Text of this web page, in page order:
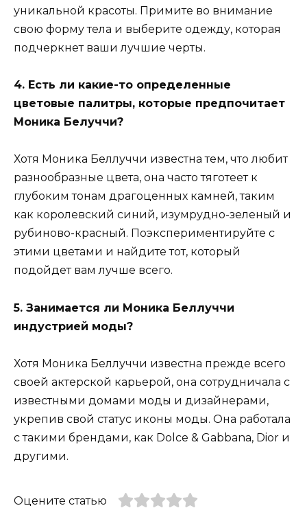
уникальной красоты. Примите во внимание
свою форму тела и выберите одежду, которая
подчеркнет ваши лучшие черты.
4. Есть ли какие-то определенные
цветовые палитры, которые предпочитает
Моника Белуччи?
Хотя Моника Беллуччи известна тем, что любит
разнообразные цвета, она часто тяготеет к
глубоким тонам драгоценных камней, таким
как королевский синий, изумрудно-зеленый и
рубиново-красный. Поэкспериментируйте с
этими цветами и найдите тот, который
подойдет вам лучше всего.
5. Занимается ли Моника Беллуччи
индустрией моды?
Хотя Моника Беллуччи известна прежде всего
своей актерской карьерой, она сотрудничала с
известными домами моды и дизайнерами,
укрепив свой статус иконы моды. Она работала
с такими брендами, как Dolce & Gabbana, Dior и
другими.
Оцените статью